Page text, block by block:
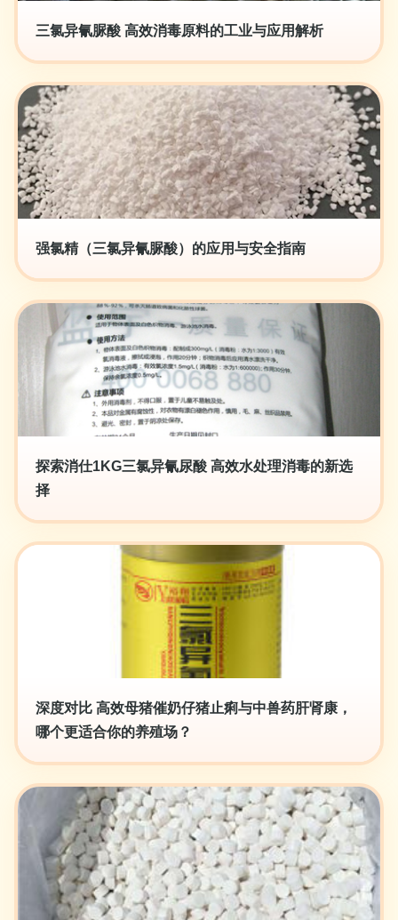
三氯异氰脲酸 高效消毒原料的工业与应用解析
强氯精（三氯异氰脲酸）的应用与安全指南
探索消仕1KG三氯异氰尿酸 高效水处理消毒的新选
择
深度对比 高效母猪催奶仔猪止痢与中兽药肝肾康，
哪个更适合你的养殖场？